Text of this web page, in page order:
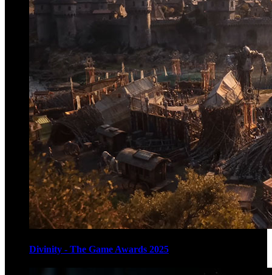
Divinity - The Game Awards 2025